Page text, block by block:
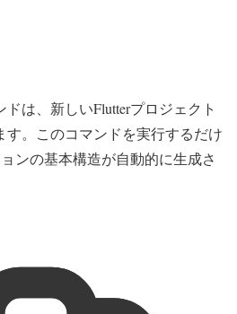
ドは、新しいFlutterプロジェクト
す。このコマンドを実行するだけ
ンの基本構造が自動的に生成さ